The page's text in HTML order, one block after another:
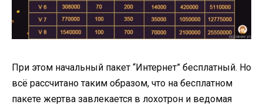
При этом начальный пакет “Интернет” бесплатный. Но
всё рассчитано таким образом, что на бесплатном
пакете жертва завлекается в лохотрон и ведомая